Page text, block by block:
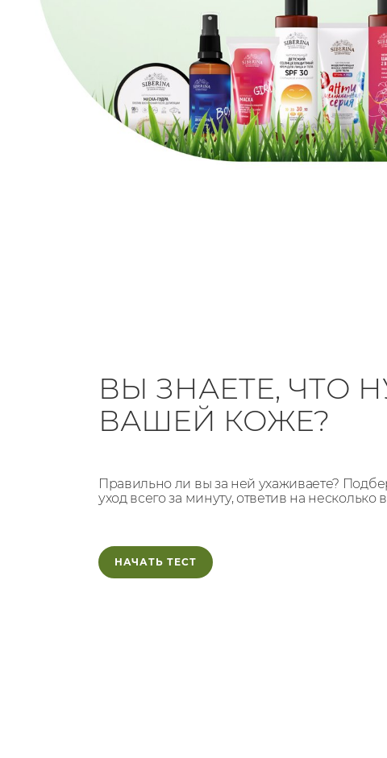
ВЫ ЗНАЕТЕ, ЧТО
ВАШЕЙ КОЖЕ?
Правильно ли вы за ней ухаживаете?
уход всего за минуту, ответив на несколько
НАЧАТЬ ТЕСТ